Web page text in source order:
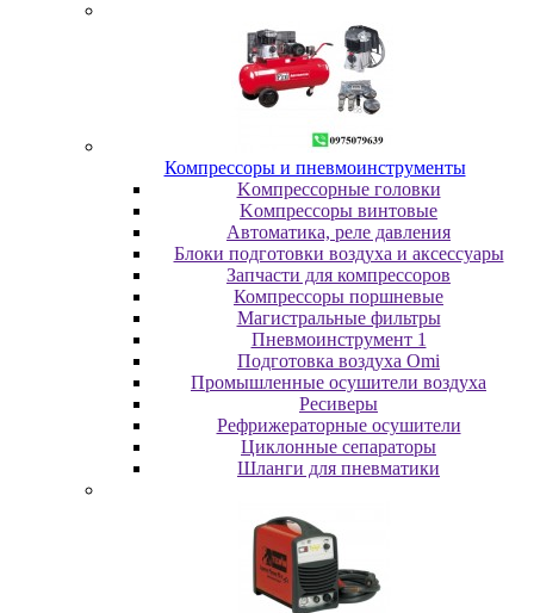
Компрессоры и пневмоинструменты
Koмпpeccopныe гoлoвки
Koмпpeccopы винтoвыe
Автоматика, реле давления
Блоки подготовки воздуха и аксессуары
Запчасти для компрессоров
Компрессоры поршневые
Магистральные фильтры
Пневмоинструмент 1
Подготовка воздуха Omi
Промышленные осушители воздуха
Ресиверы
Рефрижераторные осушители
Циклонные сепараторы
Шланги для пневматики